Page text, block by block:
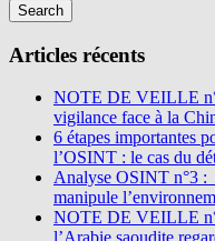
Search
Articles récents
NOTE DE VEILLE
vigilance face à la
6 étapes importantes
l’OSINT : le cas du
Analyse OSINT n°3 :
manipule
NOTE DE VEILLE n°